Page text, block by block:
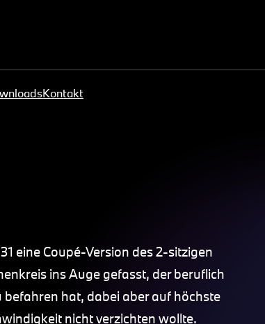
Kontakt
eine Coupé-Version des 2-sitzigen
ins Auge gefasst, der beruflich
hat, dabei aber auf höchste
nicht verzichten wollte.